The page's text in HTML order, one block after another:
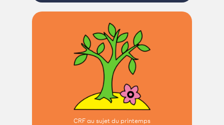
CRF au sujet du printemps